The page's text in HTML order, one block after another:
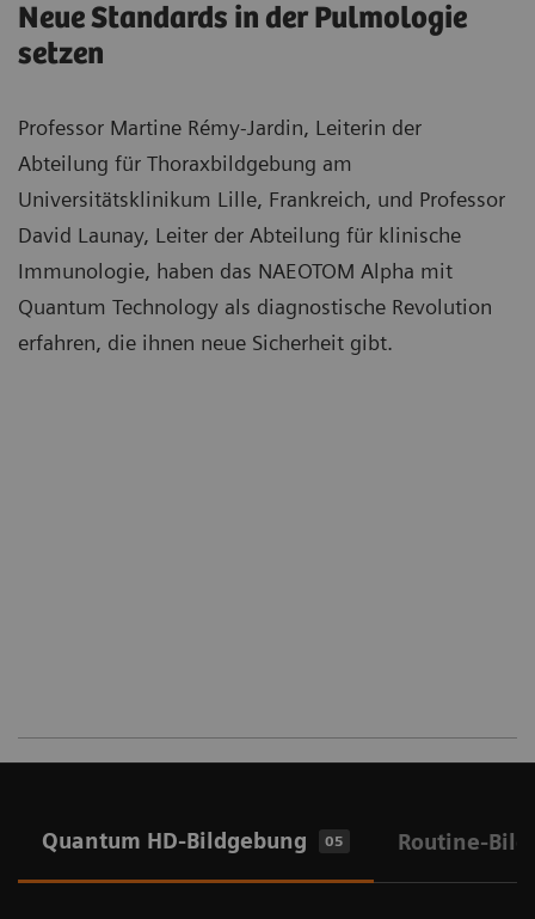
Neue Standards in der Pulmologie
setzen
Professor Martine Rémy-Jardin, Leiterin der
Abteilung für Thoraxbildgebung am
Universitätsklinikum Lille, Frankreich, und Professor
David Launay, Leiter der Abteilung für klinische
Immunologie, haben das NAEOTOM Alpha mit
Quantum Technology als diagnostische Revolution
erfahren, die ihnen neue Sicherheit gibt.
Quantum HD-Bildgebung 05 Routine-